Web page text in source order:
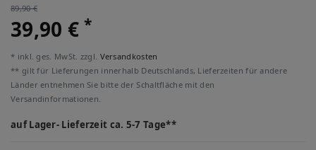
89,90 €
39,90 €*
* inkl. ges. MwSt. zzgl. Versandkosten
** gilt für Lieferungen innerhalb Deutschlands, Lieferzeiten für andere
Länder entnehmen Sie bitte der Schaltfläche mit den
Versandinformationen.
auf Lager- Lieferzeit ca. 5-7 Tage**